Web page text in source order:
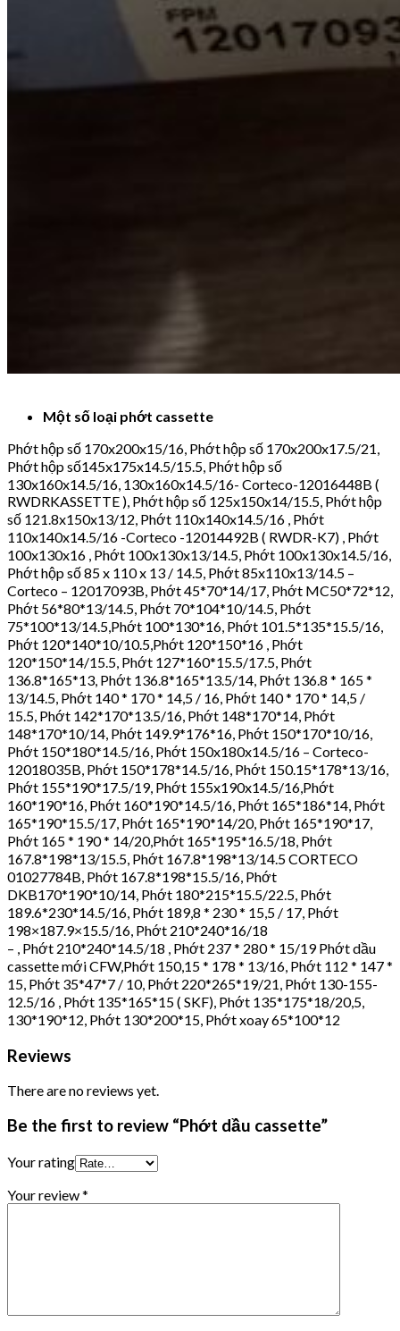
Một số loại phớt cassette
Phớt hộp số 170x200x15/16, Phớt hộp số 170x200x17.5/21,
Phớt hộp số145x175x14.5/15.5, Phớt hộp số
130x160x14.5/16, 130x160x14.5/16- Corteco-12016448B (
RWDRKASSETTE ), Phớt hộp số 125x150x14/15.5, Phớt hộp
số 121.8x150x13/12, Phớt 110x140x14.5/16 , Phớt
110x140x14.5/16 -Corteco -12014492B ( RWDR-K7) , Phớt
100x130x16 , Phớt 100x130x13/14.5, Phớt 100x130x14.5/16,
Phớt hộp số 85 x 110 x 13 / 14.5, Phớt 85x110x13/14.5 –
Corteco – 12017093B, Phớt 45*70*14/17, Phớt MC50*72*12,
Phớt 56*80*13/14.5, Phớt 70*104*10/14.5, Phớt
75*100*13/14.5,Phớt 100*130*16, Phớt 101.5*135*15.5/16,
Phớt 120*140*10/10.5,Phớt 120*150*16 , Phớt
120*150*14/15.5, Phớt 127*160*15.5/17.5, Phớt
136.8*165*13, Phớt 136.8*165*13.5/14, Phớt 136.8 * 165 *
13/14.5, Phớt 140 * 170 * 14,5 / 16, Phớt 140 * 170 * 14,5 /
15.5, Phớt 142*170*13.5/16, Phớt 148*170*14, Phớt
148*170*10/14, Phớt 149.9*176*16, Phớt 150*170*10/16,
Phớt 150*180*14.5/16, Phớt 150x180x14.5/16 – Corteco-
12018035B, Phớt 150*178*14.5/16, Phớt 150.15*178*13/16,
Phớt 155*190*17.5/19, Phớt 155x190x14.5/16,Phớt
160*190*16, Phớt 160*190*14.5/16, Phớt 165*186*14, Phớt
165*190*15.5/17, Phớt 165*190*14/20, Phớt 165*190*17,
Phớt 165 * 190 * 14/20,Phớt 165*195*16.5/18, Phớt
167.8*198*13/15.5, Phớt 167.8*198*13/14.5 CORTECO
01027784B, Phớt 167.8*198*15.5/16, Phớt
DKB170*190*10/14, Phớt 180*215*15.5/22.5, Phớt
189.6*230*14.5/16, Phớt 189,8 * 230 * 15,5 / 17, Phớt
198×187.9×15.5/16, Phớt 210*240*16/18
– , Phớt 210*240*14.5/18 , Phớt 237 * 280 * 15/19 Phớt dầu
cassette mới CFW,Phớt 150,15 * 178 * 13/16, Phớt 112 * 147 *
15, Phớt 35*47*7 / 10, Phớt 220*265*19/21, Phớt 130-155-
12.5/16 , Phớt 135*165*15 ( SKF), Phớt 135*175*18/20,5,
130*190*12, Phớt 130*200*15, Phớt xoay 65*100*12
Reviews
There are no reviews yet.
Be the first to review “Phớt dầu cassette”
Your rating
Your review*